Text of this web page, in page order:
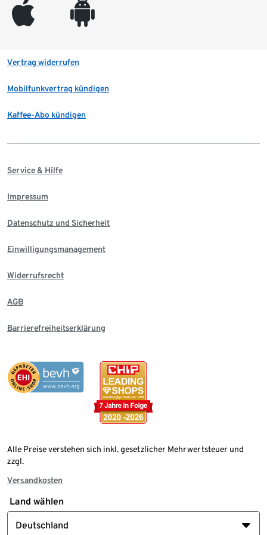
appleinc android
Vertrag widerrufen
Mobilfunkvertrag kündigen
Kaffee-Abo kündigen
Service & Hilfe
Impressum
Datenschutz und Sicherheit
Einwilligungsmanagement
Widerrufsrecht
AGB
Barrierefreiheitserklärung
Alle Preise verstehen sich inkl. gesetzlicher Mehrwertsteuer und
zzgl.
Versandkosten
Land wählen
Deutschland